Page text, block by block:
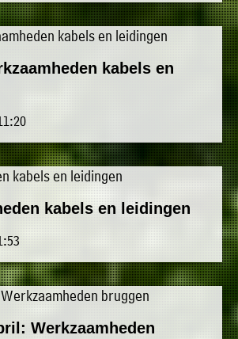
kabels en
kabels en leidingen
Werkzaamheden